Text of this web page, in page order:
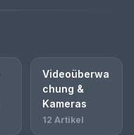
Videoüberwa
chung &
Kameras
12 Artikel